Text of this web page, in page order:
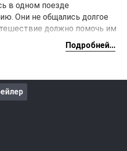
в одном поезде
Они не общались долгое
должно помочь им
семейные узы.
в драку и троих
Подробней...